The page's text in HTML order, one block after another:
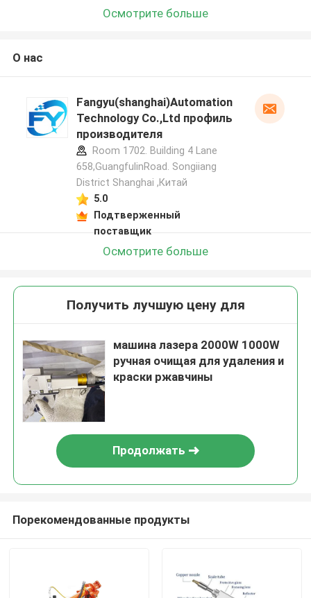
Осмотрите больше
О нас
Fangyu(shanghai)Automation
Technology Co.,Ltd профиль
производителя
Room 1702. Building 4 Lane
658,GuangfulinRoad. Songiiang
District Shanghai ,Китай
5.0
Подтверженный
поставщик
Осмотрите больше
Получить лучшую цену для
машина лазера 2000W 1000W
ручная очищая для удаления и
краски ржавчины
Продолжать
Порекомендованные продукты